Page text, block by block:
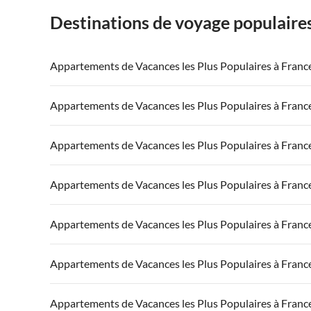
Destinations de voyage
Appartements de Vacances les Plus Populaires à
Appartements de Vacances à France
Appartements de Vacances à Côte atlantique
Appartements de Vacances à Côte d'Azur
Appartements de Vacances les Plus Populaires à
Appartements de Vacances à France
Appartements de Vacances à Côte atlantique
Appartements de Vacances à Côte d'Azur
Appartements de Vacances les Plus Populaires à
Appartements de Vacances à France
Appartements de Vacances à Côte atlantique
Appartements de Vacances à Côte d'Azur
Appartements de Vacances les Plus Populaires à
Appartements de Vacances à France
Appartements de Vacances à Côte atlantique
Appartements de Vacances à Côte d'Azur
Appartements de Vacances les Plus Populaires à
Appartements de Vacances à France
Appartements de Vacances à Côte atlantique
Appartements de Vacances les Plus Populaires à
Appartements de Vacances à France
Appartements de Vacances les Plus Populaires à